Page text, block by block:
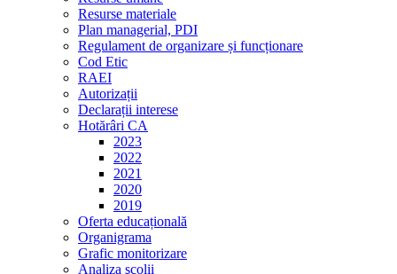
Resurse materiale
Plan managerial, PDI
Regulament de organizare și funcționare
Cod Etic
RAEI
Autorizații
Declarații interese
Hotărâri CA
2023
2022
2021
2020
2019
Oferta educațională
Organigrama
Grafic monitorizare
Analiza şcolii